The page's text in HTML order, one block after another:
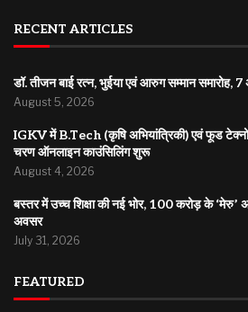
RECENT ARTICLES
डॉ. तीजन बाई रत्न, भुईया एवं आरुग सम्मान समारोह, 7
August 5, 2026
IGKV में B.Tech (कृषि अभियांत्रिकी) एवं फूड
चरण ऑनलाइन काउंसिलिंग शुरू
August 4, 2026
बस्तर में उच्च शिक्षा की नई भोर, 100 करोड़ के ‘मेरु’
अवसर
July 31, 2026
FEATURED